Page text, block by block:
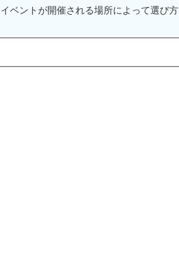
ベントが開催される場所によって選び方